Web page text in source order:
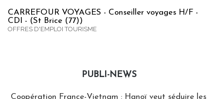
CARREFOUR VOYAGES - Conseiller voyages H/F -
CDI - (St Brice (77))
OFFRES D'EMPLOI TOURISME
PUBLI-NEWS
Coopération France-Vietnam : Hanoï veut séduire les